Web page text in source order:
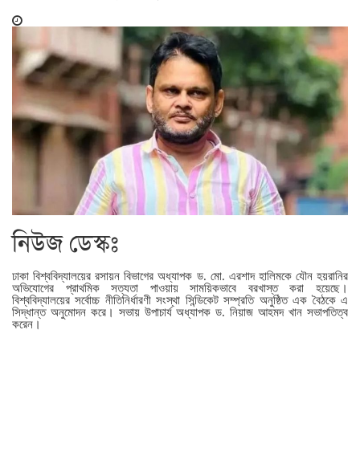
নিউজ ডেস্কঃ
ঢাকা বিশ্ববিদ্যালয়ের রসায়ন বিভাগের অধ্যাপক ড. মো. এরশাদ হালিমকে যৌন হয়রানির
অভিযোগের প্রাথমিক সত্যতা পাওয়ায় সাময়িকভাবে বরখাস্ত করা হয়েছে।
বিশ্ববিদ্যালয়ের সর্বোচ্চ নীতিনির্ধারণী সংস্থা সিন্ডিকেট সম্প্রতি অনুষ্ঠিত এক বৈঠকে এ
সিদ্ধান্ত অনুমোদন করে। সভায় উপাচার্য অধ্যাপক ড. নিয়াজ আহমদ খান সভাপতিত্ব
করেন।